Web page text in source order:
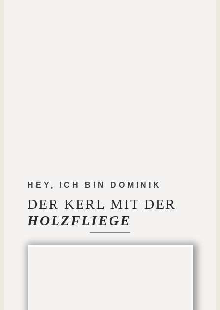
HEY, ICH BIN DOMINIK
DER KERL MIT DER
HOLZFLIEGE